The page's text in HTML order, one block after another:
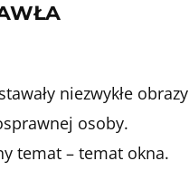
niezwykłe obrazy
osoby.
temat – temat okna.